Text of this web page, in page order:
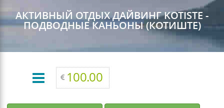
АКТИВНЫЙ ОТДЫХДАЙВИНГ KOTISTE -
ПОДВОДНЫЕ КАНЬОНЫ (КОТИШТЕ)
100.00